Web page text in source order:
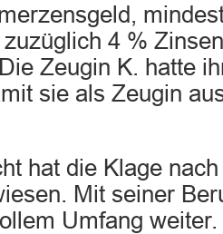
4 %
Zeugin K. hatte
sie als Zeugin
hat die Klage
Mit seiner
Umfang weiter.